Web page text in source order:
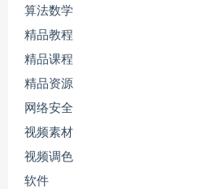
算法数学
精品教程
精品课程
精品资源
网络安全
视频素材
视频调色
软件